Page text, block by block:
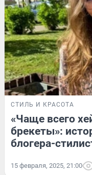
СТИЛЬ И КРАСОТА
«Чаще всего
брекеты»:
блогера-
15 февраля, 2025, 21:00